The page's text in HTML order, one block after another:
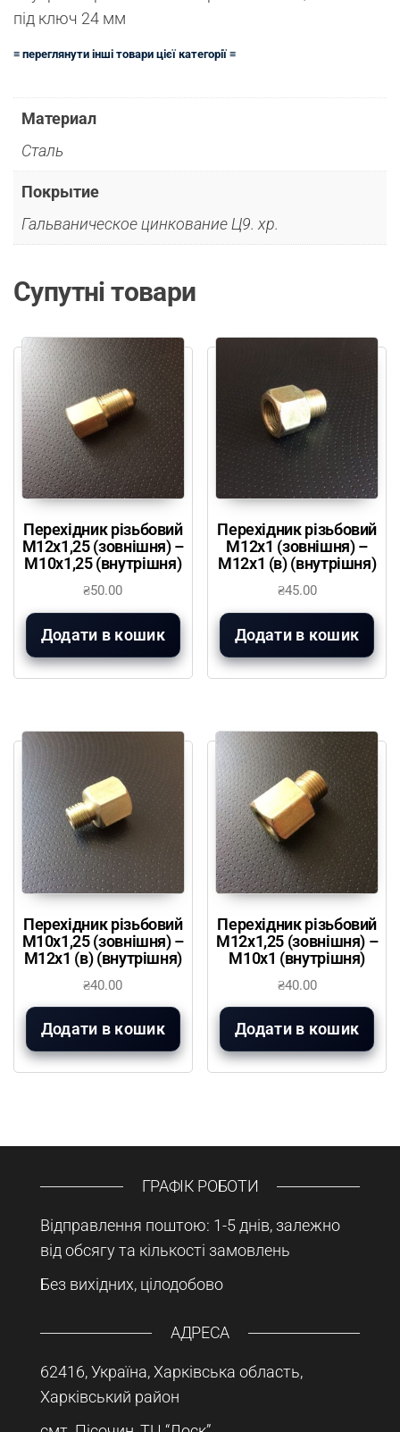
під ключ 24 мм
≡ переглянути інші товари цієї категорії ≡
Материал
Сталь
Покрытие
Гальваническое цинкование Ц9. хр.
Супутні товари
Перехідник різьбовий
М12х1,25 (зовнішня) –
М10х1,25 (внутрішня)
₴50.00
Додати в кошик
Перехідник різьбовий
М12х1 (зовнішня) –
М12х1 (в) (внутрішня)
₴45.00
Додати в кошик
Перехідник різьбовий
М10х1,25 (зовнішня) –
М12х1 (в) (внутрішня)
₴40.00
Додати в кошик
Перехідник різьбовий
М12х1,25 (зовнішня) –
М10х1 (внутрішня)
₴40.00
Додати в кошик
ГРАФІК РОБОТИ
Відправлення поштою: 1-5 днів, залежно
від обсягу та кількості замовлень
Без вихідних, цілодобово
АДРЕСА
62416, Україна, Харківська область,
Харківський район